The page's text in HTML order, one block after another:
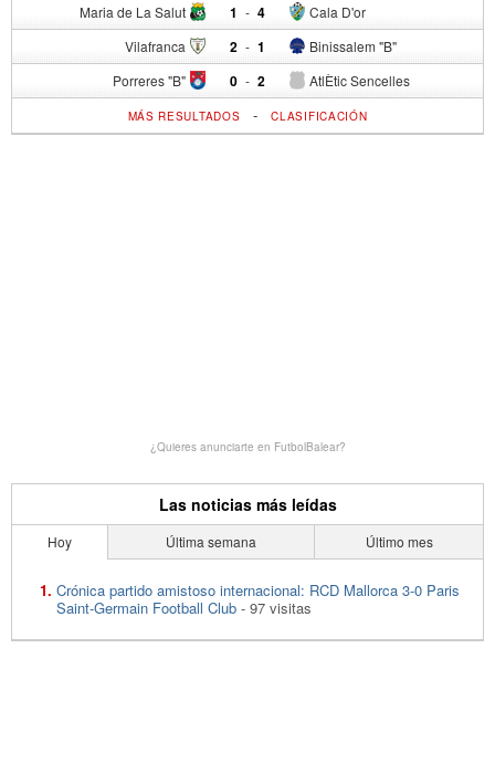
Maria de La Salut 1 - Cala D'or
4
Vilafranca 2 - Binissalem "B"
1
Porreres "B" 0 - AtlÈtic Sencelles
2
MÁS RESULTADOS -CLASIFICACIÓN
¿Quieres anunciarte en FutbolBalear?
Las noticias más leídas
Hoy Última semana Último mes
Crónica partido amistoso internacional: RCD Mallorca 3-0 Paris
Saint-Germain Football Club - 97 visitas